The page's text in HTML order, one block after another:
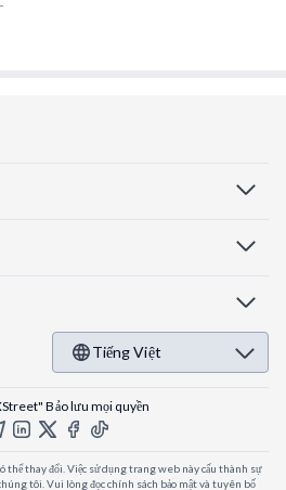
Tiếng Việt
Bảo lưu mọi quyền
thể thay đổi. Việc sử dụng trang web này cấu thành sự
tôi. Vui lòng đọc chính sách bảo mật và tuyên bố